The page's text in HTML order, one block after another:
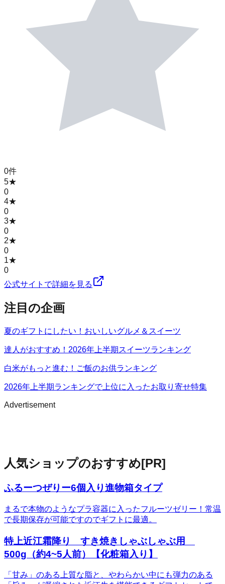
0件
5★
0
4★
0
3★
0
2★
0
1★
0
公式サイトで詳細を見る
注目の企画
夏のギフトにしたい！おいしいグルメ＆スイーツ
達人がおすすめ！2026年上半期スイーツランキング
白米がもっと進む！ご飯のお供ランキング
2026年上半期ランキングで上位に入ったお取り寄せ特集
Advertisement
人気ショップのおすすめ[PR]
ふるーつぜりー6個入り進物箱タイプ
まるで本物のようなプラ容器に入ったフルーツゼリー！常温
で長期保存が可能ですのでギフトに最適。
特上近江霜降り すき焼きしゃぶしゃぶ用
500g（約4~5人前）【化粧箱入り】
「甘み」のある上質な脂と、やわらかい中にも弾力のある